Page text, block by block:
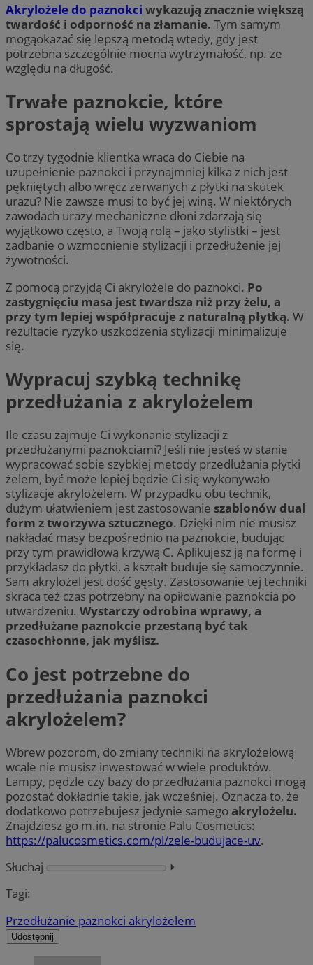
Akrylożele do paznokci wykazują znacznie większą
twardość i odporność na złamanie. Tym samym
mogąokazać się lepszą metodą wtedy, gdy jest
potrzebna szczególnie mocna wytrzymałość, np. ze
względu na długość.
Trwałe paznokcie, które
sprostają wielu wyzwaniom
Co trzy tygodnie klientka wraca do Ciebie na
uzupełnienie paznokci i przynajmniej kilka z nich jest
pękniętych albo wręcz zerwanych z płytki na skutek
urazu? Nie zawsze musi to być jej winą. W niektórych
zawodach urazy mechaniczne dłoni zdarzają się
wyjątkowo często, a Twoją rolą – jako stylistki – jest
zadbanie o wzmocnienie stylizacji i przedłużenie jej
żywotności.
Z pomocą przyjdą Ci akrylożele do paznokci. Po
zastygnięciu masa jest twardsza niż przy żelu, a
przy tym lepiej współpracuje z naturalną płytką. W
rezultacie ryzyko uszkodzenia stylizacji minimalizuje
się.
Wypracuj szybką technikę
przedłużania z akrylożelem
Ile czasu zajmuje Ci wykonanie stylizacji z
przedłużanymi paznokciami? Jeśli nie jesteś w stanie
wypracować sobie szybkiej metody przedłużania płytki
żelem, być może lepiej będzie Ci się wykonywało
stylizacje akrylożelem. W przypadku obu technik,
dużym ułatwieniem jest zastosowanie szablonów dual
form z tworzywa sztucznego. Dzięki nim nie musisz
nakładać masy bezpośrednio na paznokcie, budując
przy tym prawidłową krzywą C. Aplikujesz ją na formę i
przykładasz do płytki, a kształt buduje się samoczynnie.
Sam akrylożel jest dość gęsty. Zastosowanie tej techniki
skraca też czas potrzebny na opiłowanie paznokcia po
utwardzeniu. Wystarczy odrobina wprawy, a
przedłużane paznokcie przestaną być tak
czasochłonne, jak myślisz.
Co jest potrzebne do
przedłużania paznokci
akrylożelem?
Wbrew pozorom, do zmiany techniki na akrylożelową
wcale nie musisz inwestować w wiele produktów.
Lampy, pędzle czy bazy do przedłużania paznokci mogą
pozostać dokładnie takie, jak wcześniej. Oznacza to, że
dodatkowo potrzebujesz jedynie samego akrylożelu.
Znajdziesz go m.in. na stronie Palu Cosmetics:
https://palucosmetics.com/pl/zele-budujace-uv.
Słuchaj
⏵︎
Tagi:
Przedłużanie paznokci akrylożelem
Udostępnij